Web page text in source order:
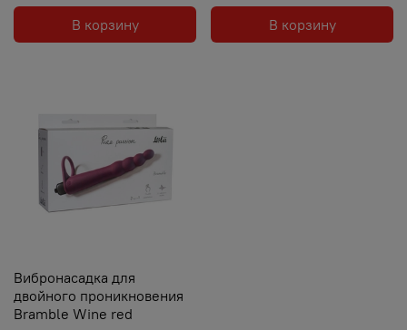
В корзину В корзину
Вибронасадка для
двойного проникновения
Bramble Wine red